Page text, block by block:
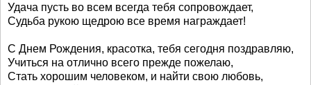
Удача пусть во всем всегда тебя сопровождает,
Судьба рукою щедрою все время награждает!
С Днем Рождения, красотка, тебя сегодня поздравляю,
Учиться на отлично всего прежде пожелаю,
Стать хорошим человеком, и найти свою любовь,